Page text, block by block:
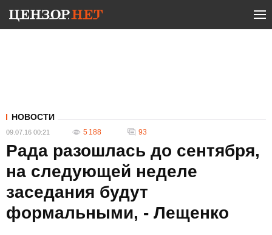
НОВОСТИ
09.07.16 00:21 5 188 93
Рада разошлась до сентября,
на следующей неделе
заседания будут
формальными, - Лещенко